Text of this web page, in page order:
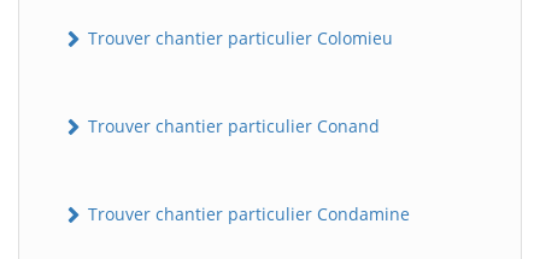
Trouver chantier particulier Colomieu
Trouver chantier particulier Conand
Trouver chantier particulier Condamine